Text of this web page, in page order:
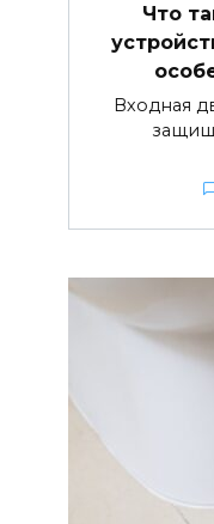
Что
Входная